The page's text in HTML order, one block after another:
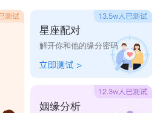
星座配对
解开你和他的缘分密码
姻缘分析